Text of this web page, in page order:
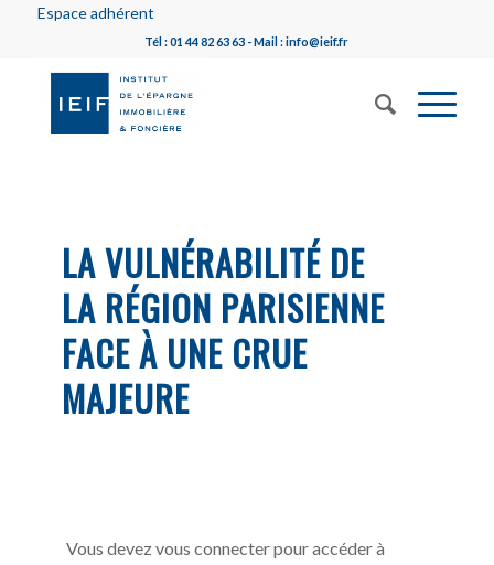
Espace adhérent
Tél : 01 44 82 63 63 - Mail : info@ieif.fr
LA VULNÉRABILITÉ DE
LA RÉGION PARISIENNE
FACE À UNE CRUE
MAJEURE
Vous devez vous connecter pour accéder à